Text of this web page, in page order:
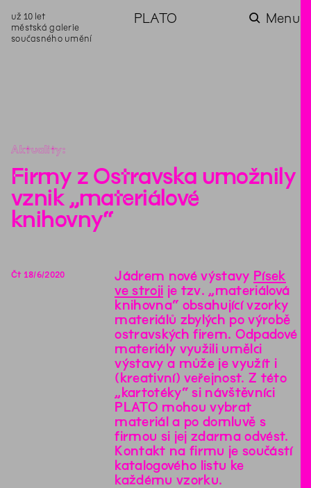
už 10 let
městská galerie
současného umění
PLATO Menu
Aktuality
Firmy z Ostravska umožnily
vznik „materiálové
knihovny“
Čt 18/6/2020 Jádrem nové výstavy Písek
ve stroji je tzv. „materiálová
knihovna“ obsahující vzorky
materiálů zbylých po výrobě
ostravských firem. Odpadové
materiály využili umělci
výstavy a může je využít i
(kreativní) veřejnost. Z této
„kartotéky“ si návštěvníci
PLATO mohou vybrat
materiál a po domluvě s
firmou si jej zdarma odvést.
Kontakt na firmu je součástí
katalogového listu ke
každému vzorku.